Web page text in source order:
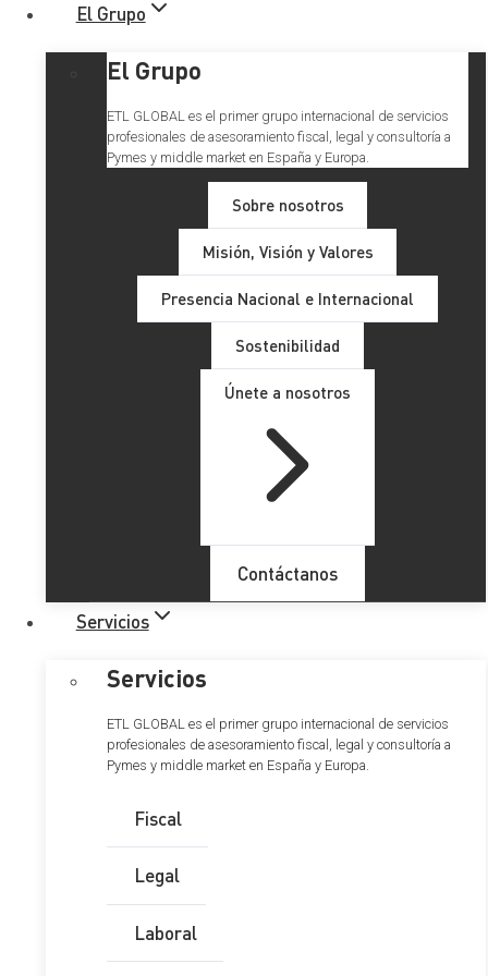
El Grupo
El Grupo
ETL GLOBAL es el primer grupo internacional de servicios
profesionales de asesoramiento fiscal, legal y consultoría a
Pymes y middle market en España y Europa.
Sobre nosotros
Misión, Visión y Valores
Presencia Nacional e Internacional
Sostenibilidad
Únete a nosotros
Contáctanos
Servicios
Servicios
ETL GLOBAL es el primer grupo internacional de servicios
profesionales de asesoramiento fiscal, legal y consultoría a
Pymes y middle market en España y Europa.
Fiscal
Legal
Laboral